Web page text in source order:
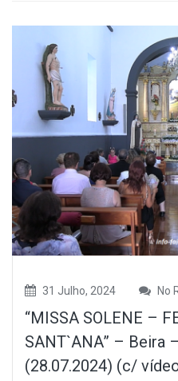
31 Julho, 2024 No
“MISSA SOLENE –
SANT`ANA” – Beira
(28.07.2024) (c/